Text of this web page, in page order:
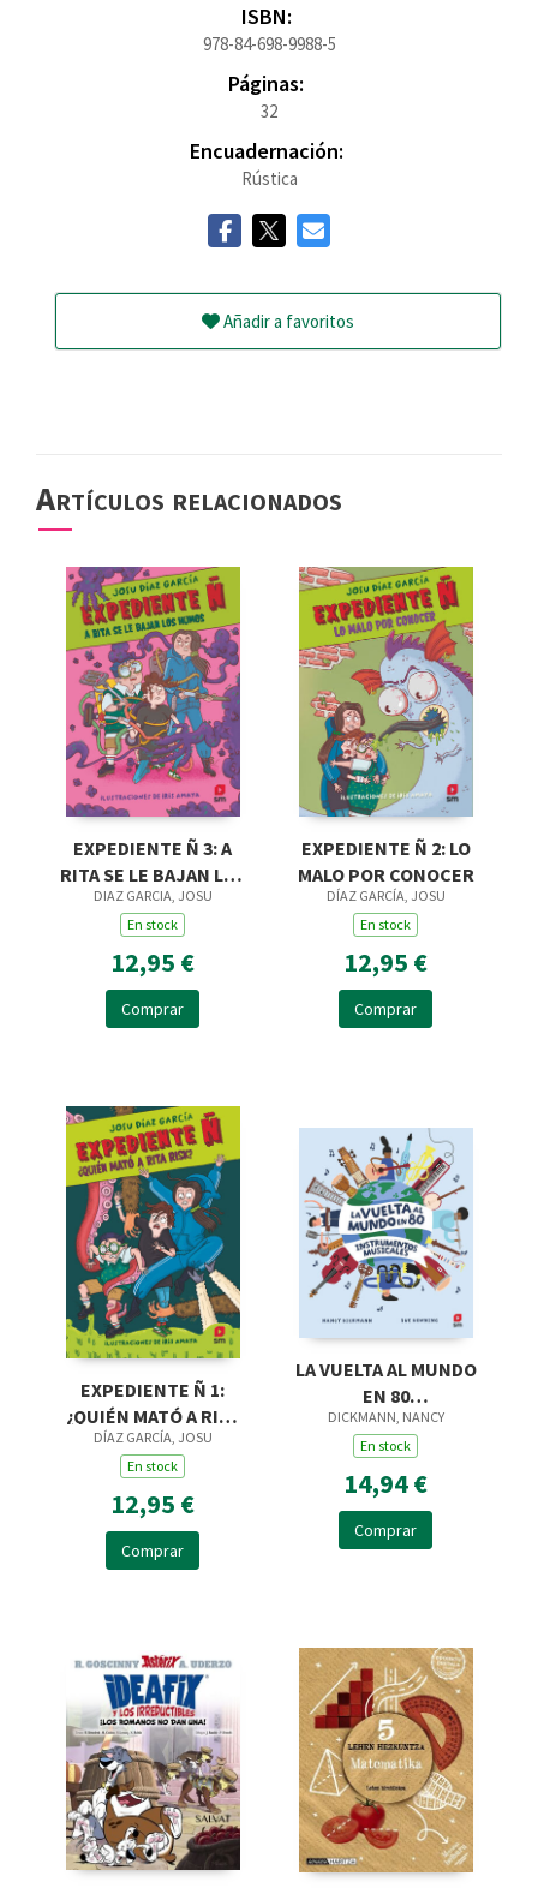
ISBN:
978-84-698-9988-5
Páginas:
32
Encuadernación:
Rústica
Añadir a favoritos
Artículos relacionados
EXPEDIENTE Ñ 3: A
RITA SE LE BAJAN LOS
HUMOS
DIAZ GARCIA, JOSU
En stock
12,95 €
Comprar
EXPEDIENTE Ñ 2: LO
MALO POR CONOCER
DÍAZ GARCÍA, JOSU
En stock
12,95 €
Comprar
EXPEDIENTE Ñ 1:
¿QUIÉN MATÓ A RITA
RISK?
DÍAZ GARCÍA, JOSU
En stock
12,95 €
Comprar
LA VUELTA AL MUNDO
EN 80
INSTRUMENTOS
MUSICALES
DICKMANN, NANCY
En stock
14,94 €
Comprar